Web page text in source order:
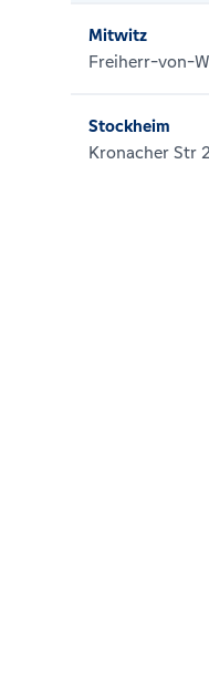
Mitwitz
Freiherr-von-
Stockheim
Kronacher Str